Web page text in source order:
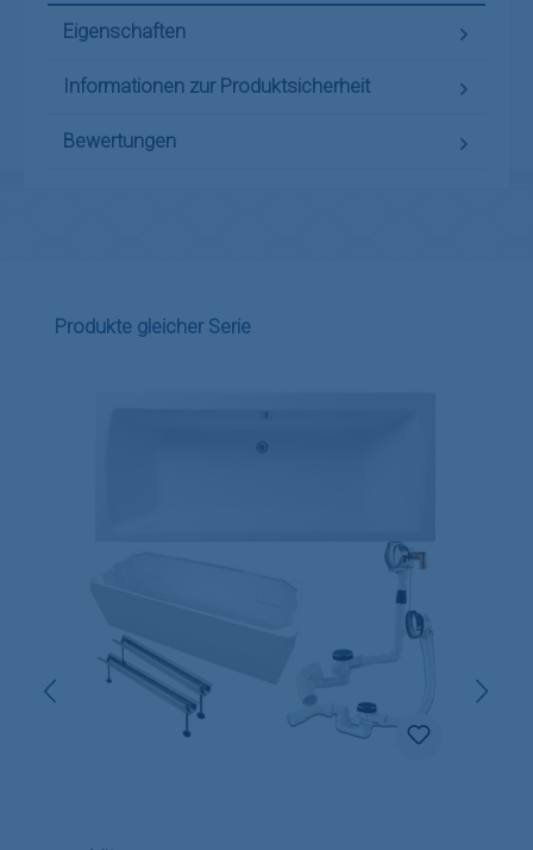
Eigenschaften
Informationen zur Produktsicherheit
Bewertungen
Produktgalerie überspringen
Produkte gleicher Serie